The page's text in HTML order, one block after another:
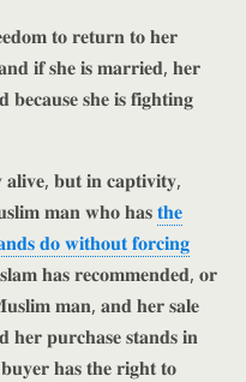
𝐭𝐨 𝐫𝐞𝐭𝐮𝐫𝐧 𝐭𝐨 𝐡𝐞𝐫
𝐢𝐟 𝐬𝐡𝐞 𝐢𝐬 𝐦𝐚𝐫𝐫𝐢𝐞𝐝, 𝐡𝐞𝐫
𝐬𝐡𝐞 𝐢𝐬 𝐟𝐢𝐠𝐡𝐭𝐢𝐧𝐠
𝐛𝐮𝐭 𝐢𝐧 𝐜𝐚𝐩𝐭𝐢𝐯𝐢𝐭𝐲,
𝐦𝐚𝐧 𝐰𝐡𝐨 𝐡𝐚𝐬𝐭𝐡𝐞
𝐝𝐨 𝐰𝐢𝐭𝐡𝐨𝐮𝐭 𝐟𝐨𝐫𝐜𝐢𝐧𝐠
𝐡𝐚𝐬 𝐫𝐞𝐜𝐨𝐦𝐦𝐞𝐧𝐝𝐞𝐝, 𝐨𝐫
𝐦𝐚𝐧, 𝐚𝐧𝐝 𝐡𝐞𝐫 𝐬𝐚𝐥𝐞
𝐡𝐞𝐫 𝐩𝐮𝐫𝐜𝐡𝐚𝐬𝐞 𝐬𝐭𝐚𝐧𝐝𝐬 𝐢𝐧
𝐡𝐚𝐬 𝐭𝐡𝐞 𝐫𝐢𝐠𝐡𝐭 𝐭𝐨